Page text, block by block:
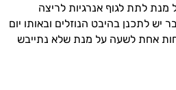
לתת לגוף אנרגיות לריצה
יש לתכנן בהיבט הנוזלים ובאותו יום
אחת לשעה על מנת שלא נתייבש